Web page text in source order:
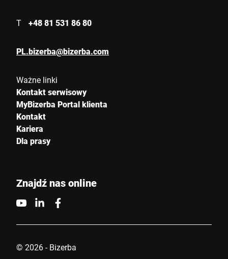
Umów spotkanie i odbierz bezpłatną wejściówkę *
E-mail *
Niniejszym potwierdzam, że zgadzam się na wykorzystanie
moich danych do przetworzenia tego żądania Dalsze informacje
T +48 81 531 86 80
PL.bizerba@bizerba.com
Ważne linki
Kontakt serwisowy
MyBizerba Portal klienta
Kontakt
Kariera
Dla prasy
Znajdź nas online
© 2026 - Bizerba